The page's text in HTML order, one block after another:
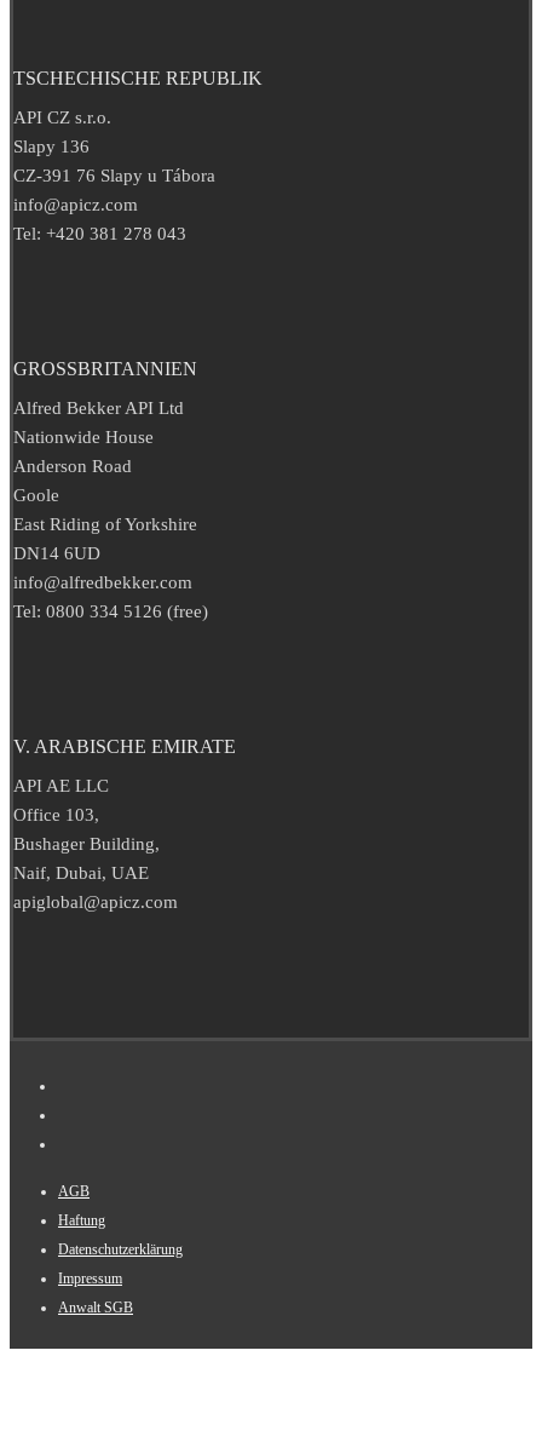
TSCHECHISCHE REPUBLIK
API CZ s.r.o.
Slapy 136
CZ-391 76 Slapy u Tábora
info@apicz.com
Tel: +420 381 278 043
GROSSBRITANNIEN
Alfred Bekker API Ltd
Nationwide House
Anderson Road
Goole
East Riding of Yorkshire
DN14 6UD
info@alfredbekker.com
Tel: 0800 334 5126 (free)
V. ARABISCHE EMIRATE
API AE LLC
Office 103,
Bushager Building,
Naif, Dubai, UAE
apiglobal@apicz.com
AGB
Haftung
Datenschutzerklärung
Impressum
Anwalt SGB